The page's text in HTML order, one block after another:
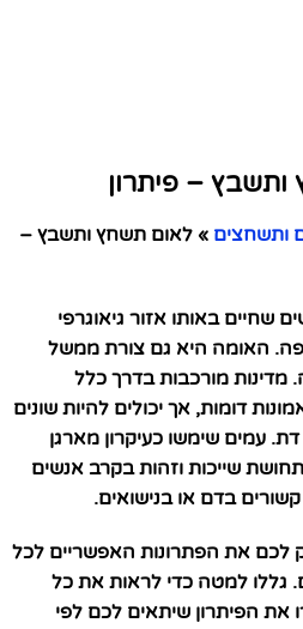
– פיתרון
ותשחצים » לאום תשחץ ותשבץ –
שחיים באותו אזור גיאוגרפי
האומה היא גם צורת ממשל
מורכבות בדרך כלל
דומות, אך יכולים להיות שונים
עמים שימשו כעיקרון מארגן
שייכות וזהות בקרב אנשים
בדם או בנישואים.
לכם את הפתרונות האפשריים לכל
גללו למטה כדי לראות את כל
את הפיתרון שיתאים לכם לפי